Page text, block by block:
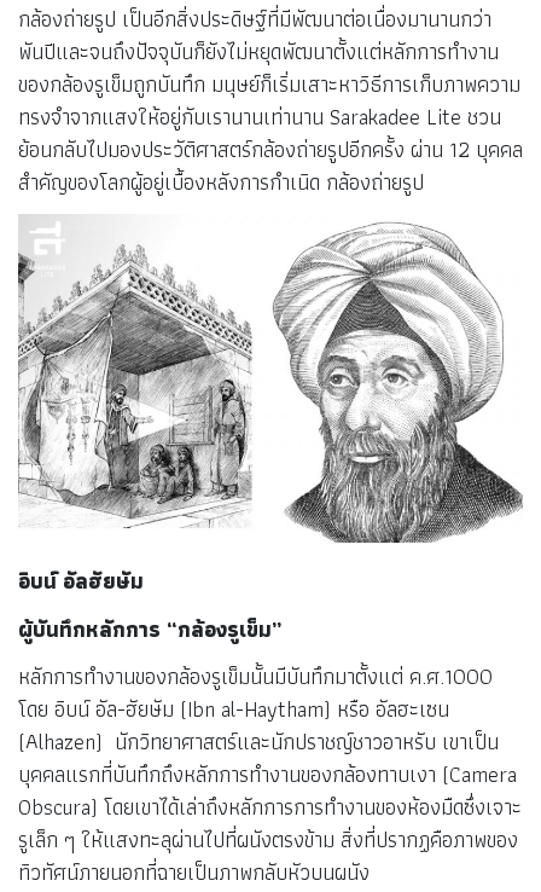
กล้องถ่ายรูป เป็นอีกสิ่งประดิษฐ์ที่มีพัฒนาต่อเนื่องมานานกว่า
พันปีและจนถึงปัจจุบันก็ยังไม่หยุดพัฒนาตั้งแต่หลักการทำงาน
ของกล้องรูเข็มถูกบันทึก มนุษย์ก็เริ่มเสาะหาวิธีการเก็บภาพความ
ทรงจำจากแสงให้อยู่กับเรานานเท่านาน Sarakadee Lite ชวน
ย้อนกลับไปมองประวัติศาสตร์กล้องถ่ายรูปอีกครั้ง ผ่าน 12 บุคคล
สำคัญของโลกผู้อยู่เบื้องหลังการกำเนิด กล้องถ่ายรูป
อิบน์ อัลฮัยษัม
ผู้บันทึกหลักการ “กล้องรูเข็ม”
หลักการทำงานของกล้องรูเข็มนั้นมีบันทึกมาตั้งแต่ ค.ศ.1000
โดย อิบน์ อัล-ฮัยษัม (Ibn al-Haytham) หรือ อัลฮะเซน
(Alhazen) นักวิทยาศาสตร์และนักปราชญ์ชาวอาหรับ เขาเป็น
บุคคลแรกที่บันทึกถึงหลักการทำงานของกล้องทาบเงา (Camera
Obscura) โดยเขาได้เล่าถึงหลักการการทำงานของห้องมืดซึ่งเจาะ
รูเล็ก ๆ ให้แสงทะลุผ่านไปที่ผนังตรงข้าม สิ่งที่ปรากฏคือภาพของ
ทิวทัศน์ภายนอกที่ฉายเป็นภาพกลับหัวบนผนัง